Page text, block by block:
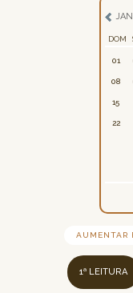
JAN
DOM
01
08
15
22
AUMENTAR
1ª LEITURA